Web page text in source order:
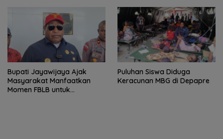
Bupati Jayawijaya Ajak
Masyarakat Manfaatkan
Momen FBLB untuk
Puluhan Siswa Diduga
Keracunan MBG di Depapre